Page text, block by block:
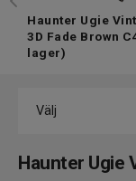
Haunter Ugie
3D Fade Brown
lager)
Haunter Ugie